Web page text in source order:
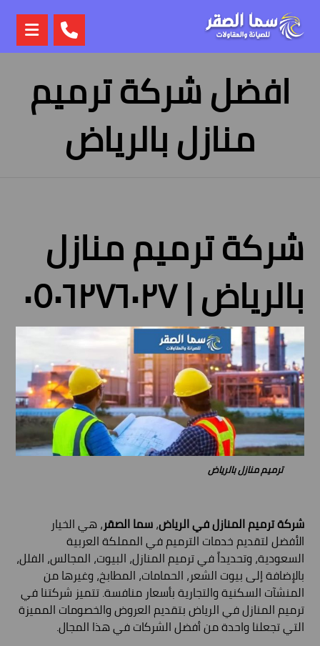
افضل شركة ترميم
منازل بالرياض
شركة ترميم منازل
بالرياض | ٠٥٠٦٢٧٦٠٢٧
ترميم منازل بالرياض
شركة ترميم المنازل في الرياض،سما الصقر، هي الخيار
الأفضل لتقديم خدمات الترميم في المملكة العربية
السعودية، وتحديداً في ترميم المنازل، البيوت، المجالس، الفلل،
بالإضافة إلى بيوت الشعر، الحمامات، المطابخ، وغيرها من
المنشآت السكنية والتجارية بأسعار منافسة. تتميز شركتنا في
ترميم المنازل في الرياض بتقديم العروض والخصومات المميزة
التي تجعلنا واحدة من أفضل الشركات في هذا المجال.